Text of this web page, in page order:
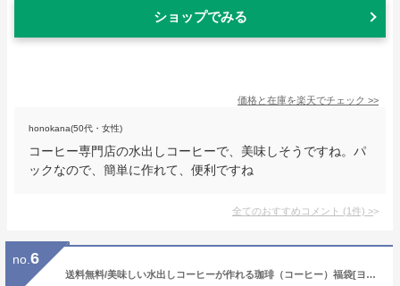
ショップでみる
価格と在庫を楽天でチェック >>
honokana(50代・女性)
コーヒー専門店の水出しコーヒーで、美味しそうですね。パ
ックなので、簡単に作れて、便利ですね
全てのおすすめコメント (1件) >
no. 6
送料無料/美味しい水出しコーヒーが作れる珈琲（コーヒー）福袋[ヨーロ×2・メジャースプーン] コーヒー/コ-ヒ-/水出し珈琲/アイス珈琲/アイスコーヒー/（500g×2袋 1kg）/グルメコーヒー豆専門加藤珈琲店/珈琲豆